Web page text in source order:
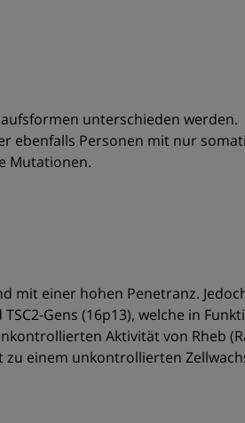
unterschieden werden.
ebenfalls Personen mit nur
Mutationen.
einer hohen Penetranz.
Gens (16p13), welche in
Aktivität von Rheb
zu einem unkontrollierten